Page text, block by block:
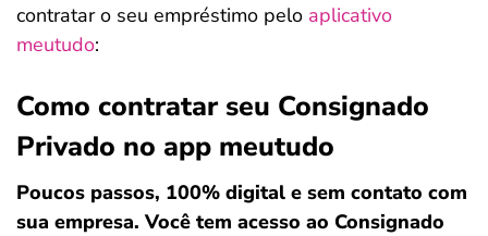
contratar o seu empréstimo pelo aplicativo
meutudo:
Como contratar seu Consignado
Privado no app meutudo
Poucos passos, 100% digital e sem contato com
sua empresa. Você tem acesso ao Consignado